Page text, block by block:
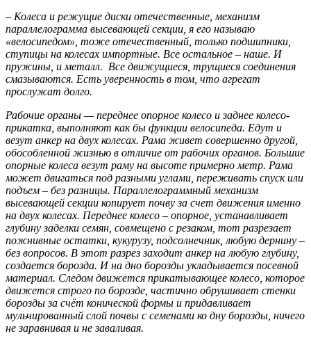
– Колеса и режущие диски отечественные, механизм
параллелограмма высевающей секции, я его называю
«велосипедом», тоже отечественный, только подшипники,
ступицы на колесах импортные. Все остальное – наше. И
пружины, и металл. Все движущиеся, трущиеся соединения
смазываются. Есть уверенность в том, что агрегат
прослужат долго.
Рабочие органы — переднее опорное колесо и заднее колесо-
прикатка, выполняют как бы функции велосипеда. Едут и
везут анкер на двух колесах. Рама живет совершенно другой,
обособленной жизнью в отличие от рабочих органов. Большие
опорные колеса везут раму на высоте примерно метр. Рама
может двигаться под разными углами, переживать спуск или
подъем – без разницы. Параллелограммный механизм
высевающей секции копирует почву за счет движения именно
на двух колесах. Переднее колесо – опорное, устанавливает
глубину заделки семян, совмещено с резаком, тот разрезает
пожнивные остатки, кукурузу, подсолнечник, любую дернину –
без вопросов. В этот разрез заходит анкер на любую глубину,
создается борозда. И на дно борозды укладывается посевной
материал. Следом движется прикатывающее колесо, которое
движется строго по борозде, частично обрушивает стенки
борозды за счёт конической формы и придавливает
мульчированный слой почвы с семенами ко дну борозды, ничего
не заравнивая и не заваливая.